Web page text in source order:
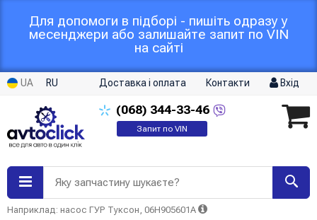
Для допомоги в підборі - пишіть одразу у
месенджери або залишайте запит по VIN
на сайті
UA RU Доставка і оплата Контакти Вхід
(068) 344-33-46
Запит по VIN
Яку запчастину шукаєте?
Наприклад: насос ГУР Туксон, 06H905601A